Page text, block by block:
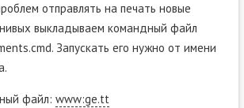
отправлять на печать новые
выкладываем командный файл
Запускать его нужно от имени
файл: www:ge.tt